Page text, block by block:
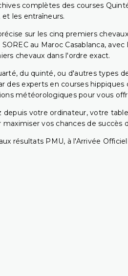
complètes des courses
et les entraîneurs.
sur les cinq premiers
au Maroc Casablanca,
chevaux dans l'ordre exact.
du quinté, ou d'autres types
experts en courses
météorologiques pour vous
votre ordinateur, votre
vos chances de succès
résultats PMU, à l'Arrivée